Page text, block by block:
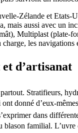
Zélande et Etats-
mais aussi avec un
Multiplast (plate-
charge, les
et d’artisanat
Stratifieurs,
donné d’eux-
dans
familial.